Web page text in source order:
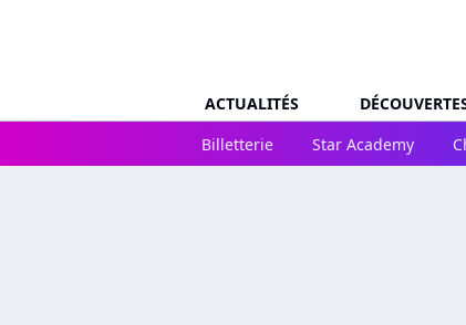
ACTUALITÉS
Billetterie
Star Academy